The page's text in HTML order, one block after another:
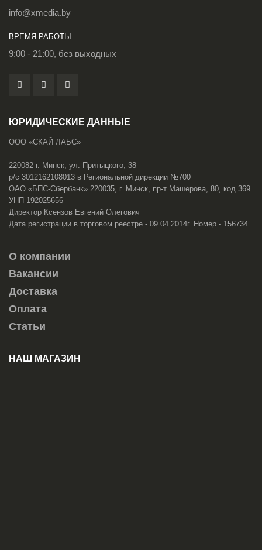
info@xmedia.by
ВРЕМЯ РАБОТЫ
9:00 - 21:00, без выходных
ЮРИДИЧЕСКИЕ ДАННЫЕ
ООО «СКАЙ ЛАБС»
220082 г. Минск, ул. Притыцкого, 38
р/с 3012162108013 в Региональной дирекции №700
ОАО «БПС-Сбербанк» 220035, г. Минск, пр-т Машерова, 80, код 369
УНП 192025656
Директор Ксензов Евгений Олегович
Дата регистрации в торговом реестре - 09.04.2014г. Номер - 156734
О компании
Вакансии
Доставка
Оплата
Статьи
НАШ МАГАЗИН